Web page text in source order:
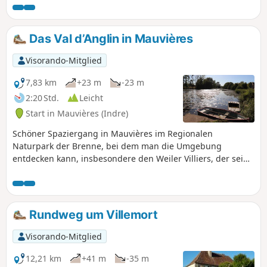
durch Felder und Wälder.
Das Val d’Anglin in Mauvières
Visorando-Mitglied
7,83 km
+23 m
-23 m
2:20 Std.
Leicht
Start in Mauvières (Indre)
Schöner Spaziergang in Mauvières im Regionalen
Naturpark der Brenne, bei dem man die Umgebung
entdecken kann, insbesondere den Weiler Villiers, der seine
atemberaubenden Ausblick auf das Schloss Aigues Joignant
am anderen Ufer.
Rundweg um Villemort
Visorando-Mitglied
12,21 km
+41 m
-35 m